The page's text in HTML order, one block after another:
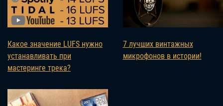
Какое значение LUFS нужно
устанавливать при
мастеринге трека?
7 лучших винтажных
микрофонов в истории!